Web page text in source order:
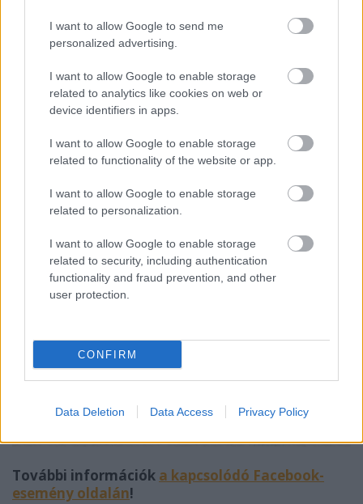
I want to allow Google to send me
personalized advertising.
I want to allow Google to enable storage
related to analytics like cookies on web or
device identifiers in apps.
I want to allow Google to enable storage
related to functionality of the website or app.
I want to allow Google to enable storage
related to personalization.
I want to allow Google to enable storage
related to security, including authentication
functionality and fraud prevention, and other
user protection.
CONFIRM
Data Deletion Data Access Privacy Policy
További információk a kapcsolódó Facebook-
esemény oldalán!